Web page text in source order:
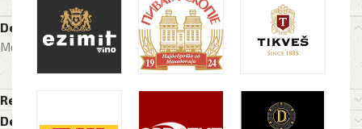
Description
Метално пенкало SFINGA
Reviews (0)
Delivery Details